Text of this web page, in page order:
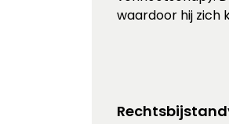
waardoor hij zich